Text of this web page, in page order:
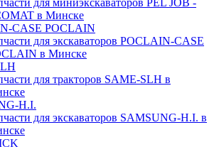
для миниэкскаваторов PEL JOB -
в Минске
CASE POCLAIN
для экскаваторов POCLAIN-CASE
в Минске
для тракторов SAME-SLH в
H.I.
для экскаваторов SAMSUNG-H.I. в